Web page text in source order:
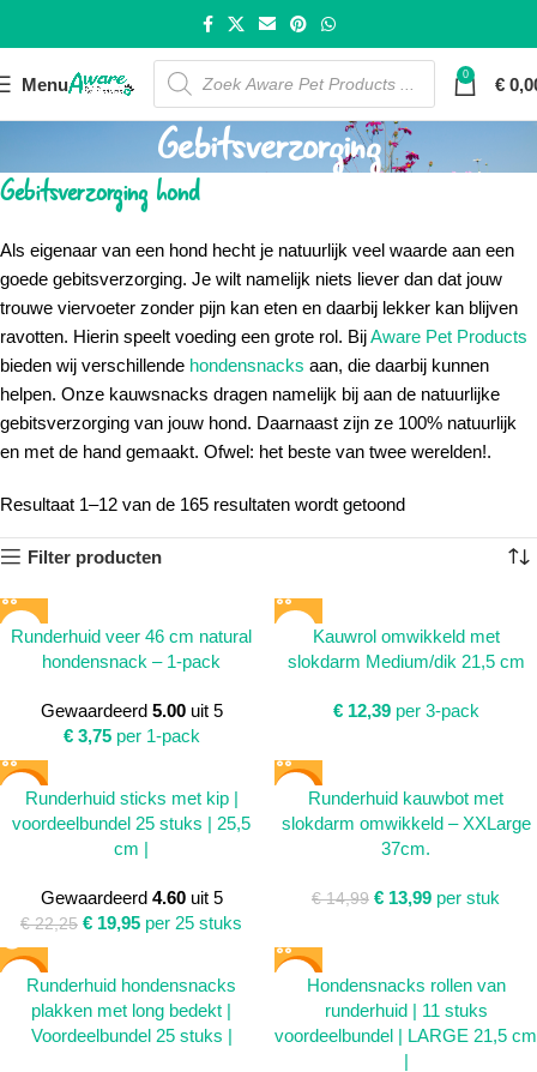
Menu 0 €
Gebitsverzorging
Gebitsverzorging hond
Als eigenaar van een hond hecht je natuurlijk veel waarde aan een
goede gebitsverzorging. Je wilt namelijk niets liever dan dat jouw
trouwe viervoeter zonder pijn kan eten en daarbij lekker kan blijven
ravotten. Hierin speelt voeding een grote rol. BijAware Pet Products
bieden wij verschillende hondensnacks aan, die daarbij kunnen
helpen. Onze kauwsnacks dragen namelijk bij aan de natuurlijke
gebitsverzorging van jouw hond. Daarnaast zijn ze 100% natuurlijk
en met de hand gemaakt. Ofwel: het beste van twee werelden!.
Resultaat 1–12 van de 165 resultaten wordt getoond
Filter producten
Runderhuid veer 46 cm natural
hondensnack – 1-pack
Gewaardeerd 5.00uit 5
€3,75 per 1-pack
Kauwrol omwikkeld met
slokdarm Medium/dik 21,5 cm
€12,39 per 3-pack
SALERunderhuid sticks met kip |
voordeelbundel 25 stuks | 25,5
cm |
Gewaardeerd 4.60uit 5
€22,25 € 19,95 per 25 stuks
SALERunderhuid kauwbot met
slokdarm omwikkeld – XXLarge
37cm.
€14,99 € 13,99 per stuk
SALE
SOLD
OUT
Runderhuid hondensnacks
plakken met long bedekt |
Voordeelbundel 25 stuks |
SALEHondensnacks rollen van
runderhuid | 11 stuks
voordeelbundel | LARGE 21,5 cm
|